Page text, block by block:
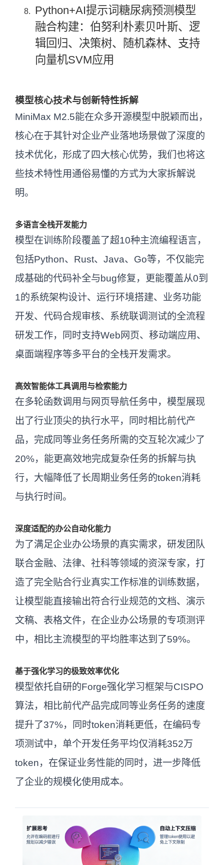
Python+AI提示词糖尿病预测模型
融合构建：伯努利朴素贝叶斯、逻
辑回归、决策树、随机森林、支持
向量机SVM应用
模型核心技术与创新特性拆解
MiniMax M2.5能在众多开源模型中脱颖而出，
核心在于其针对企业产业落地场景做了深度的
技术优化，形成了四大核心优势，我们也将这
些技术特性用通俗易懂的方式为大家拆解说
明。
多语言全栈开发能力
模型在训练阶段覆盖了超10种主流编程语言，
包括Python、Rust、Java、Go等，不仅能完
成基础的代码补全与bug修复，更能覆盖从0到
1的系统架构设计、运行环境搭建、业务功能
开发、代码合规审核、系统联调测试的全流程
研发工作，同时支持Web网页、移动端应用、
桌面端程序等多平台的全栈开发需求。
高效智能体工具调用与检索能力
在多轮函数调用与网页导航任务中，模型展现
出了行业顶尖的执行水平，同时相比前代产
品，完成同等业务任务所需的交互轮次减少了
20%，能更高效地完成复杂任务的拆解与执
行，大幅降低了长周期业务任务的token消耗
与执行时间。
深度适配的办公自动化能力
为了满足企业办公场景的真实需求，研发团队
联合金融、法律、社科等领域的资深专家，打
造了完全贴合行业真实工作标准的训练数据，
让模型能直接输出符合行业规范的文档、演示
文稿、表格文件，在企业办公场景的专项测评
中，相比主流模型的平均胜率达到了59%。
基于强化学习的极致效率优化
模型依托自研的Forge强化学习框架与CISPO
算法，相比前代产品完成同等业务任务的速度
提升了37%，同时token消耗更低，在编码专
项测试中，单个开发任务平均仅消耗352万
token，在保证业务性能的同时，进一步降低
了企业的规模化使用成本。